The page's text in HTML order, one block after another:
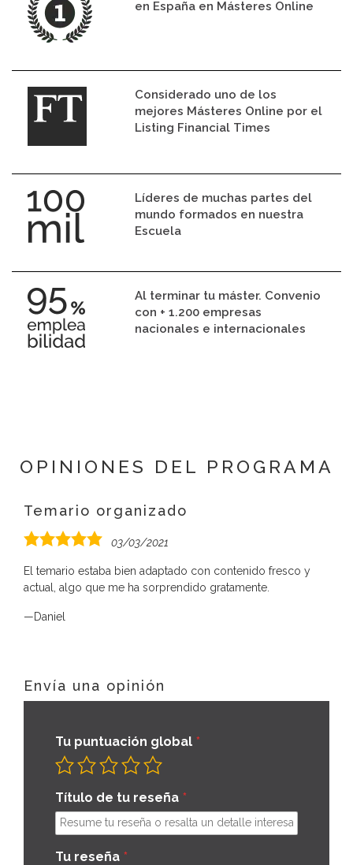
en España en Másteres Online
Considerado uno de los
mejores Másteres Online por el
Listing Financial Times
Líderes de muchas partes del
mundo formados en nuestra
Escuela
Al terminar tu máster. Convenio
con + 1.200 empresas
nacionales e internacionales
OPINIONES DEL PROGRAMA
Temario organizado
5,0
03/03/2021
El temario estaba bien adaptado con contenido fresco y
actual, algo que me ha sorprendido gratamente.
Daniel
Envía una opinión
Tu puntuación global
Título de tu reseña
Tu reseña